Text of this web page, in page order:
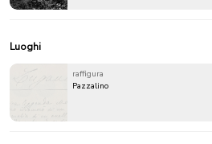
Luoghi
raffigura
Pazzalino